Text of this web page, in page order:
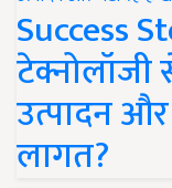
Success
उत्पादन
लागत?